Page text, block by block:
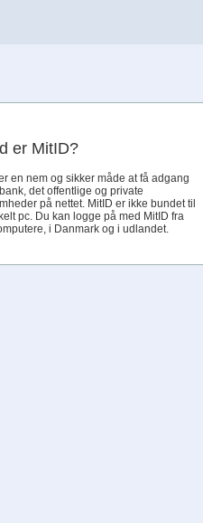
er MitID?
en nem og sikker måde at få adgang
det offentlige og private
på nettet. MitID er ikke bundet til
pc. Du kan logge på med MitID fra
i Danmark og i udlandet.